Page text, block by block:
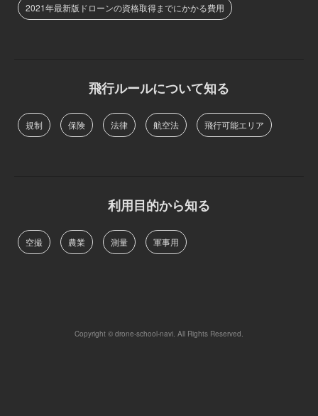
2021年最新版ドローンの資格取得までにかかる費用
飛行ルールについて知る
規制 保険 法律 航空法 飛行可能エリア
利用目的から知る
空撮 農業 測量 軍事用
Copyright © drone-school-navi. All Rights Reserved.